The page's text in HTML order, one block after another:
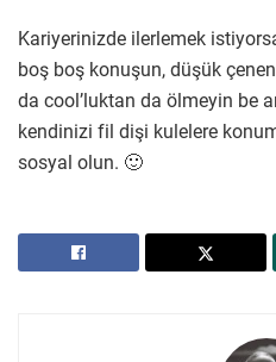
Kariyerinizde ilerlemek
boş boş konuşun, düşük
da cool’luktan da ölmeyin be
kendinizi fil dişi kulelere
sosyal olun. 🙂